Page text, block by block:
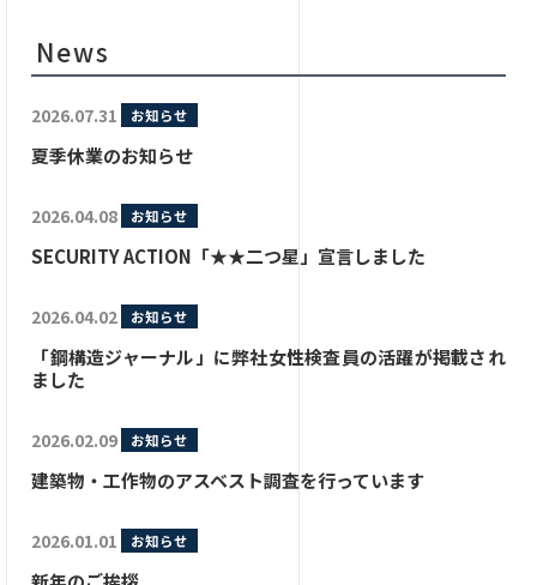
News
2026.07.31 お知らせ
夏季休業のお知らせ
2026.04.08 お知らせ
SECURITY ACTION「★★二つ星」宣言しました
2026.04.02 お知らせ
「鋼構造ジャーナル」に弊社女性検査員の活躍が掲載され
ました
2026.02.09 お知らせ
建築物・工作物のアスベスト調査を行っています
2026.01.01 お知らせ